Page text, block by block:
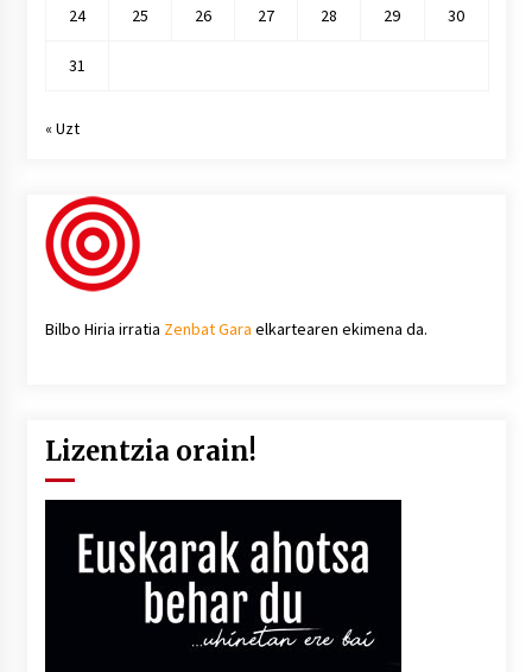
24 25 26 27 28 29 30
31
« Uzt
Bilbo Hiria irratia Zenbat Gara elkartearen ekimena da.
Lizentzia orain!